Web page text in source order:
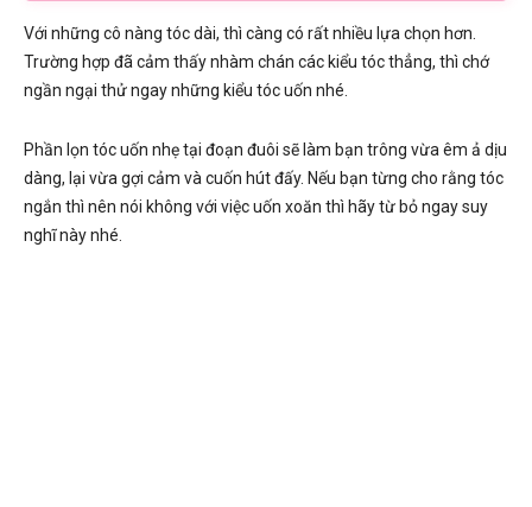
Với những cô nàng tóc dài, thì càng có rất nhiều lựa chọn hơn.
Trường hợp đã cảm thấy nhàm chán các kiểu tóc thẳng, thì chớ
ngần ngại thử ngay những kiểu tóc uốn nhé.
Phần lọn tóc uốn nhẹ tại đoạn đuôi sẽ làm bạn trông vừa êm ả dịu
dàng, lại vừa gợi cảm và cuốn hút đấy. Nếu bạn từng cho rằng tóc
ngắn thì nên nói không với việc uốn xoăn thì hãy từ bỏ ngay suy
nghĩ này nhé.